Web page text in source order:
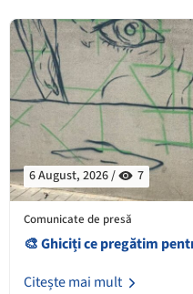
6 August, 2026 / 7
Comunicate de presă
🎨 Ghiciți ce pregătim
Citește mai mult